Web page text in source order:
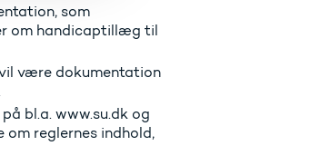
som
om handicaptillæg til
være dokumentation
bl.a. www.su.dk og
om reglernes indhold,